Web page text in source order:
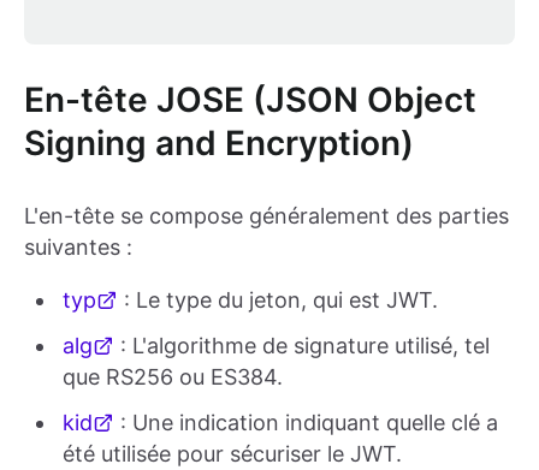
En-tête JOSE (JSON Object
Signing and Encryption)
L'en-tête se compose généralement des parties
suivantes :
typ
: Le type du jeton, qui est JWT.
alg
: L'algorithme de signature utilisé, tel
que RS256 ou ES384.
kid
: Une indication indiquant quelle clé a
été utilisée pour sécuriser le JWT.